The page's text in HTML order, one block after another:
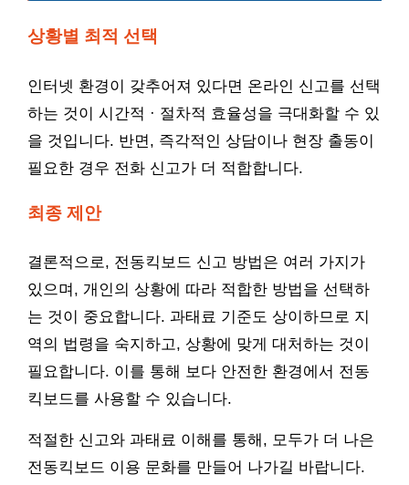
상황별 최적 선택
인터넷 환경이 갖추어져 있다면 온라인 신고를 선택
하는 것이 시간적 · 절차적 효율성을 극대화할 수 있
을 것입니다. 반면, 즉각적인 상담이나 현장 출동이
필요한 경우 전화 신고가 더 적합합니다.
최종 제안
결론적으로, 전동킥보드 신고 방법은 여러 가지가
있으며, 개인의 상황에 따라 적합한 방법을 선택하
는 것이 중요합니다. 과태료 기준도 상이하므로 지
역의 법령을 숙지하고, 상황에 맞게 대처하는 것이
필요합니다. 이를 통해 보다 안전한 환경에서 전동
킥보드를 사용할 수 있습니다.
적절한 신고와 과태료 이해를 통해, 모두가 더 나은
전동킥보드 이용 문화를 만들어 나가길 바랍니다.